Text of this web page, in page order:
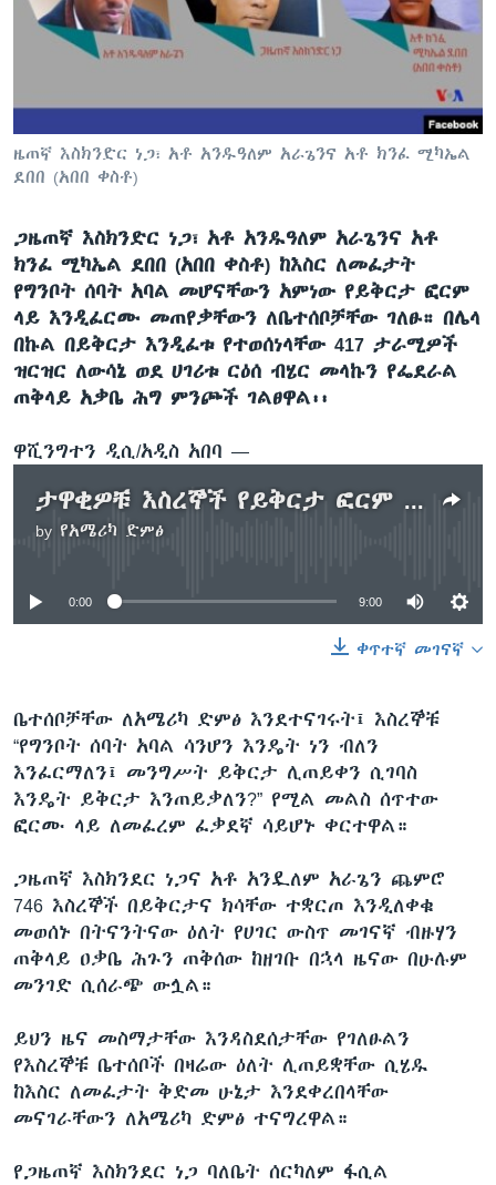
ዜጠኛ እስክንድር ነጋ፣ አቶ አንዱዓለም አራጌንና አቶ ክንፈ ሚካኤል
ደበበ (አበበ ቀስቶ)
ጋዜጠኛ እስክንድር ነጋ፣ አቶ አንዱዓለም አራጌንና አቶ
ክንፈ ሚካኤል ደበበ (አበበ ቀስቶ) ከእስር ለመፈታት
የግንቦት ሰባት አባል መሆናቸውን አምነው የይቅርታ ፎርም
ላይ እንዲፈርሙ መጠየቃቸውን ለቤተሰቦቻቸው ገለፁ። በሌላ
በኩል በይቅርታ እንዲፈቱ የተወሰነላቸው 417 ታራሚዎች
ዝርዝር ለውሳኔ ወደ ሀገሪቱ ርዕሰ ብሄር መላኩን የፌደራል
ጠቅላይ አቃቤ ሕግ ምንጮች ገልፀዋል፡፡
ዋሺንግተን ዲሲ/አዲስ አበባ —
ታዋቂዎቹ እስረኞች የይቅርታ ፎርም እንደማይፈርሙ መግለፃቸውን ቤተሰቦቻቸው ተናገሩ
by የአሜሪካ ድምፅ
No media source currently available
0:00 9:00
ቀጥተኛ መገናኛ
ቤተሰቦቻቸው ለአሜሪካ ድምፅ እንደተናገሩት፤ እስረኞቹ
“የግንቦት ሰባት አባል ሳንሆን እንዴት ነን ብለን
እንፈርማለን፤ መንግሥት ይቅርታ ሊጠይቀን ሲገባስ
እንዴት ይቅርታ እንጠይቃለን?” የሚል መልስ ሰጥተው
ፎርሙ ላይ ለመፈረም ፈቃደኛ ሳይሆኑ ቀርተዋል።
ጋዜጠኛ እስክንደር ነጋና አቶ አንዷለም አራጌን ጨምሮ
746 እስረኞች በይቅርታና ክሳቸው ተቋርጦ እንዲለቀቁ
መወሰኑ በትናንትናው ዕለት የሀገር ውስጥ መገናኛ ብዙሃን
ጠቅላይ ዐቃቤ ሕጉን ጠቅሰው ከዘገቡ በኋላ ዜናው በሁሉም
መንገድ ሲሰራጭ ውሏል።
ይህን ዜና መስማታቸው እንዳስደሰታቸው የገለፁልን
የእስረኞቹ ቤተሰቦች በዛሬው ዕለት ሊጠይቋቸው ሲሄዱ
ከእስር ለመፈታት ቅድመ ሁኔታ እንደቀረበላቸው
መናገራቸውን ለአሜሪካ ድምፅ ተናግረዋል።
የጋዜጠኛ እስክንደር ነጋ ባለቤት ሰርካለም ፋሲል